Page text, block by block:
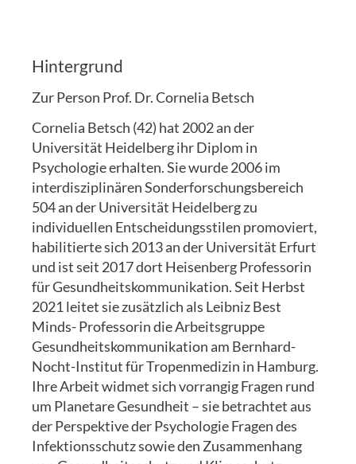
Hintergrund
Zur Person Prof. Dr. Cornelia Betsch
Cornelia Betsch (42) hat 2002 an der
Universität Heidelberg ihr Diplom in
Psychologie erhalten. Sie wurde 2006 im
interdisziplinären Sonderforschungsbereich
504 an der Universität Heidelberg zu
individuellen Entscheidungsstilen promoviert,
habilitierte sich 2013 an der Universität Erfurt
und ist seit 2017 dort Heisenberg Professorin
für Gesundheitskommunikation. Seit Herbst
2021 leitet sie zusätzlich als Leibniz Best
Minds- Professorin die Arbeitsgruppe
Gesundheitskommunikation am Bernhard-
Nocht-Institut für Tropenmedizin in Hamburg.
Ihre Arbeit widmet sich vorrangig Fragen rund
um Planetare Gesundheit – sie betrachtet aus
der Perspektive der Psychologie Fragen des
Infektionsschutz sowie den Zusammenhang